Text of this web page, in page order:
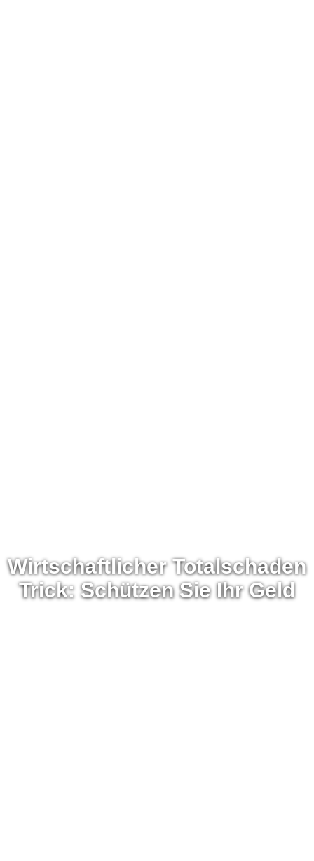
Wirtschaftlicher Totalschaden
Trick: Schützen Sie Ihr Geld